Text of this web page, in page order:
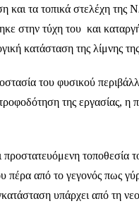
και τα τοπικά στελέχη της
στην τύχη του και
κατάσταση της λίμνης
του φυσικού
της εργασίας,
τοποθεσία
πέρα από το γεγονός πως
υπάρχει από τη